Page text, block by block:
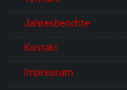
Jahresberichte
Kontakt
Impressum